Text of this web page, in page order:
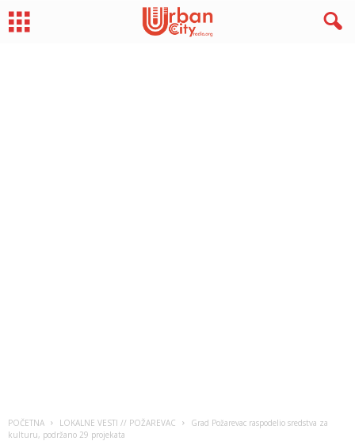
POČETNA LOKALNE VESTI // POŽAREVAC
Grad Požarevac raspodelio sredstva za
kulturu, podržano 29 projekata